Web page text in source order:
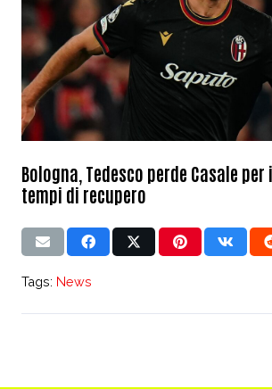
Bologna, Tedesco perde Casale
tempi di recupero
Tags: News